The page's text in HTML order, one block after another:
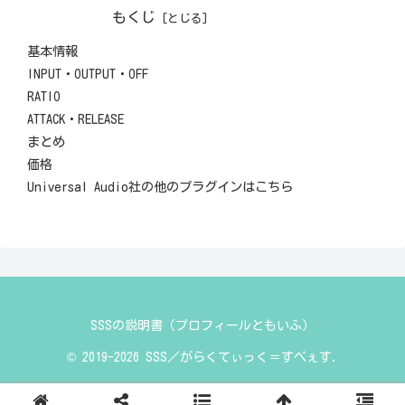
もくじ
基本情報
INPUT・OUTPUT・OFF
RATIO
ATTACK・RELEASE
まとめ
価格
Universal Audio社の他のプラグインはこちら
SSSの説明書（プロフィールともいふ）
© 2019-2026 SSS／がらくてぃっく＝すぺぇす.